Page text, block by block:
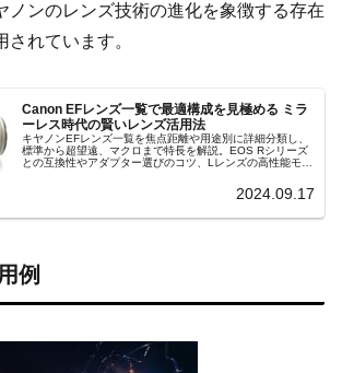
ノンのレンズ技術の進化を象徴する存在
されています。
Canon EFレンズ一覧で最適構成を見極める ミラ
ーレス時代の賢いレンズ活用法
キヤノンEFレンズ一覧を焦点距離や用途別に詳細分類し、
標準から超望遠、マクロまで特長を解説。EOS Rシリーズ
との互換性やアダプター選びのコツ、Lレンズの高性能モデ
2024.09.17
例